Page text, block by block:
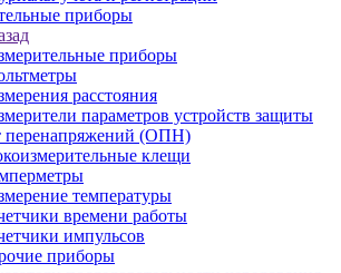
приборы
приборы
расстояния
параметров устройств защиты
перенапряжений (ОПН)
клещи
температуры
времени работы
импульсов
приборы